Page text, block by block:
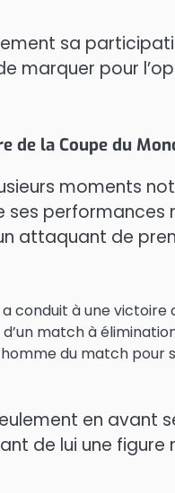
sa
marquer pour
de la Coupe du
moments
ses
attaquant de
conduit à une victoire
match à
du match
en avant
de lui une